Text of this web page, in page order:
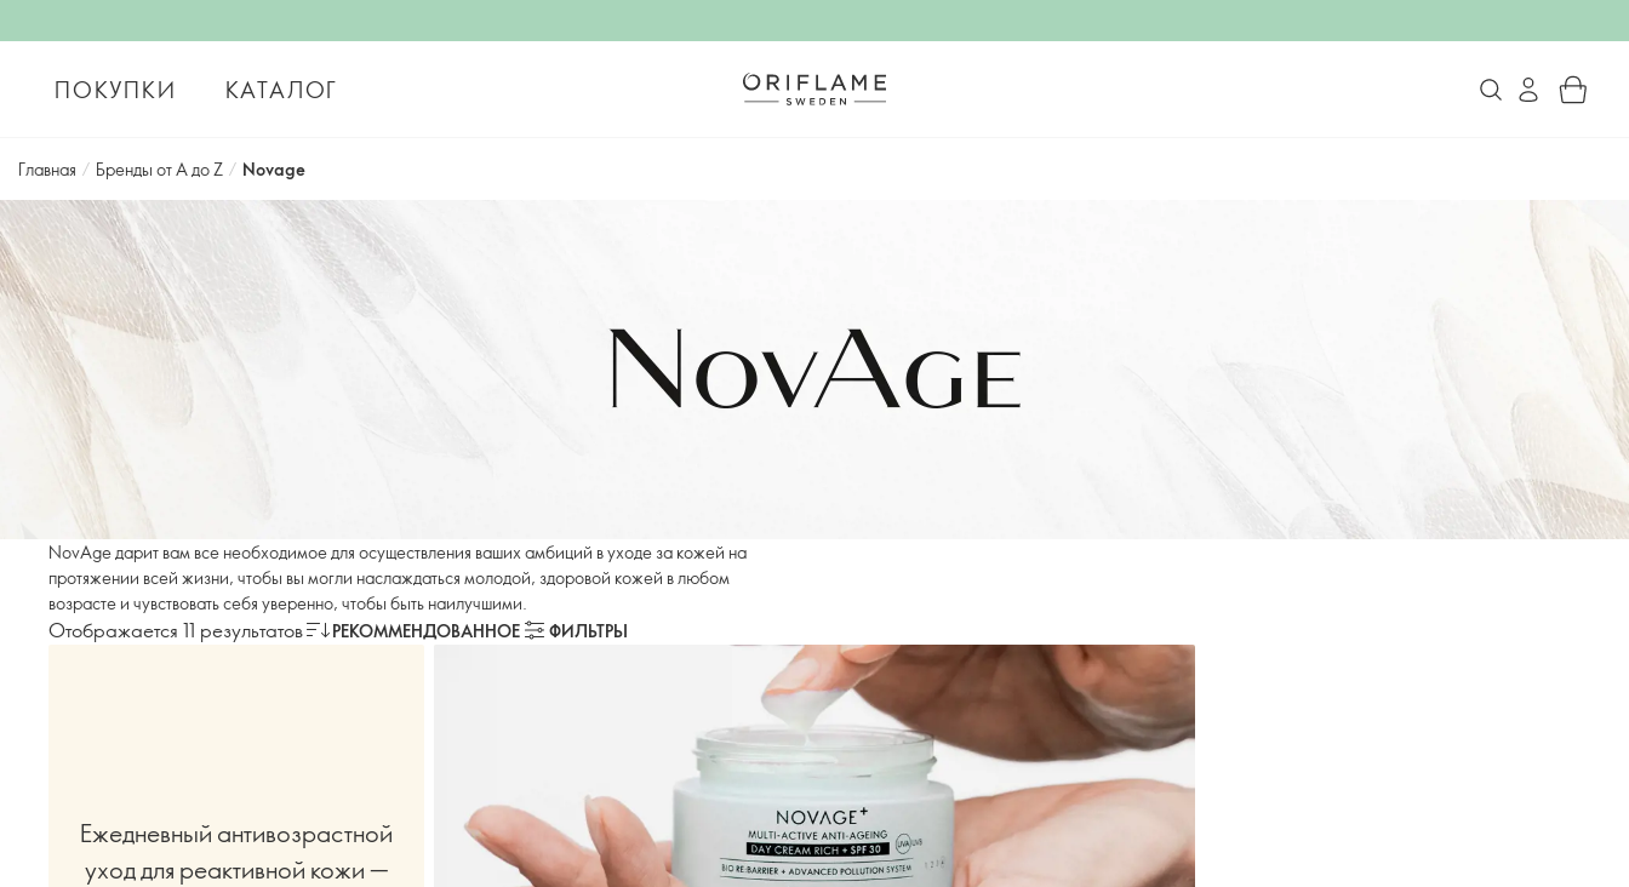
ПОКУПКИ КАТАЛОГ
Главная / Бренды от А до Z / Novage
NovAge дарит вам все необходимое для осуществления ваших амбиций в уходе за кожей на
протяжении всей жизни, чтобы вы могли наслаждаться молодой, здоровой кожей в любом
возрасте и чувствовать себя уверенно, чтобы быть наилучшими.
Отображается 11 результатов РЕКОММЕНДОВАННОЕ ФИЛЬТРЫ
Ежедневный антивозрастной
уход для реактивной кожи —